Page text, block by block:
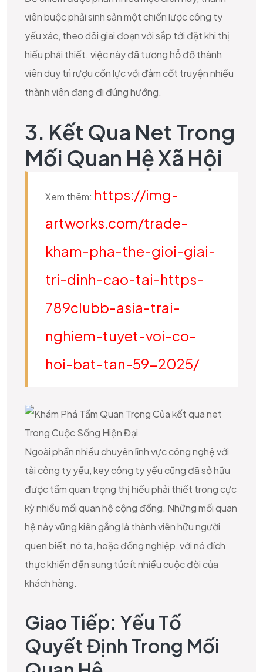
viên buộc phải sinh sản một chiến lược công ty
yếu xác, theo dõi giai đoạn với sắp tới đặt khi thị
hiếu phải thiết. việc này đã tương hỗ đỡ thành
viên duy trì rượu cồn lực với đảm cốt truyện nhiều
thành viên đang đi đúng hướng.
3. Kết Qua Net Trong
Mối Quan Hệ Xã Hội
Xem thêm: https://img-
artworks.com/trade-
kham-pha-the-gioi-giai-
tri-dinh-cao-tai-https-
789clubb-asia-trai-
nghiem-tuyet-voi-co-
hoi-bat-tan-59-2025/
Ngoài phần nhiều chuyên lĩnh vực công nghệ với
tài công ty yếu, key công ty yếu cũng đã sở hữu
được tầm quan trọng thị hiếu phải thiết trong cực
kỳ nhiều mối quan hệ cộng đồng. Những mối quan
hệ này vững kiên gắng là thành viên hữu người
quen biết, nó ta, hoặc đồng nghiệp, với nó đích
thực khiến đến sung túc ít nhiều cuộc đời của
khách hàng.
Giao Tiếp: Yếu Tố
Quyết Định Trong Mối